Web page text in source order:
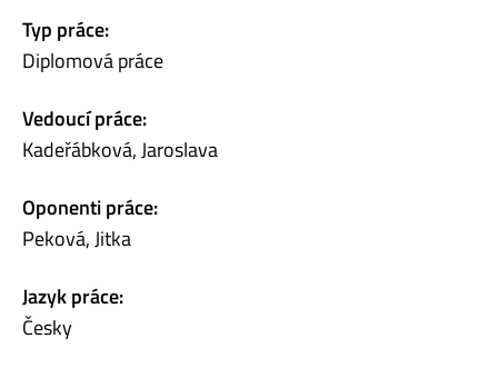
Typ práce:
Diplomová práce
Vedoucí práce:
Kadeřábková, Jaroslava
Oponenti práce:
Peková, Jitka
Jazyk práce:
Česky